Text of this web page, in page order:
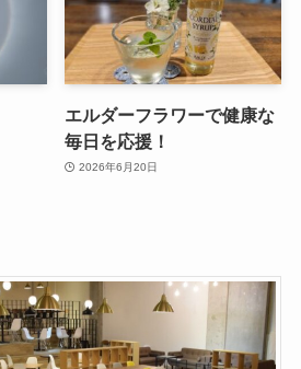
エルダーフラワーで健康な
毎日を応援！
2026年6月20日